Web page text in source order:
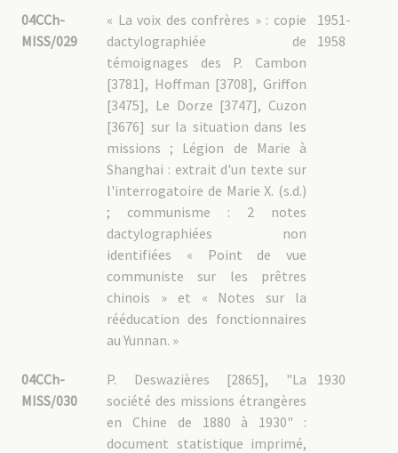
04CCh-
MISS/029
1951-
1958
« La voix des confrères » : copie
dactylographiée de
témoignages des P. Cambon
[3781], Hoffman [3708], Griffon
[3475], Le Dorze [3747], Cuzon
[3676] sur la situation dans les
missions ; Légion de Marie à
Shanghai : extrait d'un texte sur
l'interrogatoire de Marie X. (s.d.)
; communisme : 2 notes
dactylographiées non
identifiées « Point de vue
communiste sur les prêtres
chinois » et « Notes sur la
rééducation des fonctionnaires
au Yunnan. »
04CCh-
MISS/030
1930
P. Deswazières [2865], "La
société des missions étrangères
en Chine de 1880 à 1930" :
document statistique imprimé,